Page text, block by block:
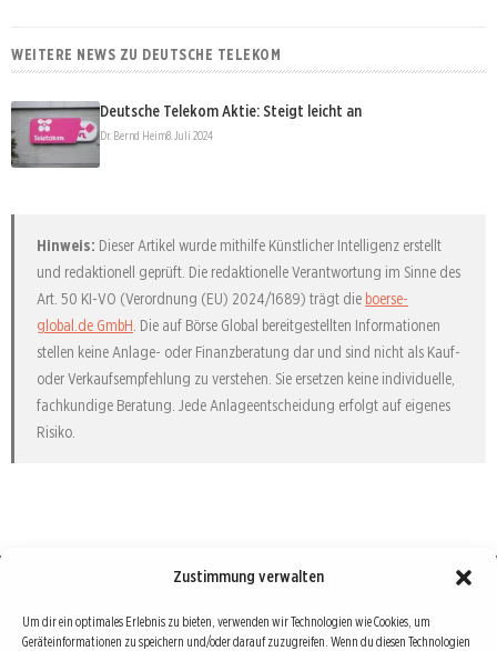
Zustimmung verwalten
Um dir ein optimales Erlebnis zu bieten, verwenden wir Technologien wie Cookies, um
Geräteinformationen zu speichern und/oder darauf zuzugreifen. Wenn du diesen Technologien
WEITERE NEWS ZU DEUTSCHE TELEKOM
Deutsche Telekom Aktie: Steigt leicht an
Dr. Bernd Heim8. Juli 2024
Hinweis: Dieser Artikel wurde mithilfe Künstlicher Intelligenz erstellt
und redaktionell geprüft. Die redaktionelle Verantwortung im Sinne des
Art. 50 KI-VO (Verordnung (EU) 2024/1689) trägt die boerse-
global.de GmbH. Die auf Börse Global bereitgestellten Informationen
stellen keine Anlage- oder Finanzberatung dar und sind nicht als Kauf-
oder Verkaufsempfehlung zu verstehen. Sie ersetzen keine individuelle,
fachkundige Beratung. Jede Anlageentscheidung erfolgt auf eigenes
Risiko.
Börse : lokal, international, global